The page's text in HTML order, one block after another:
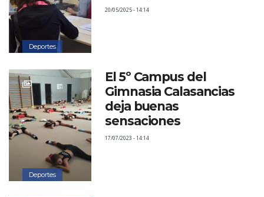
Deportes
20/05/2025 - 14:14
Deportes
El 5º Campus del
Gimnasia Calasancias
deja buenas
sensaciones
17/07/2023 - 14:14